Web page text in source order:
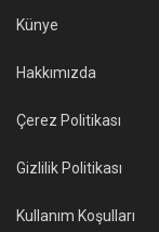
Künye
Hakkımızda
Çerez Politikası
Gizlilik Politikası
Kullanım Koşulları